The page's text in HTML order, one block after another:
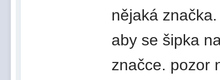
nějaká
aby se šipka
značce. pozor